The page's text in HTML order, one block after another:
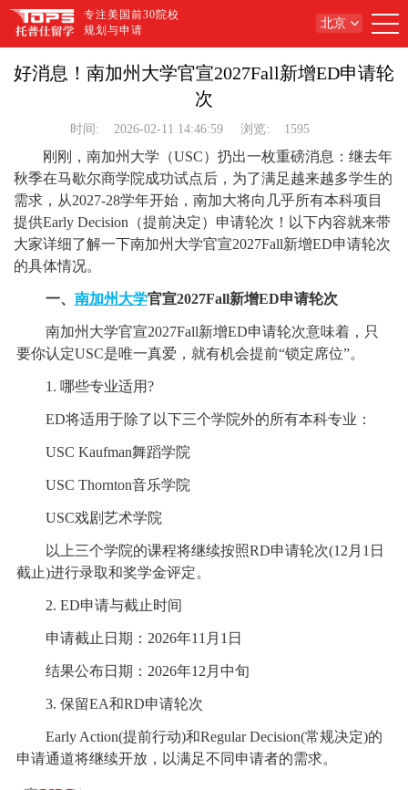
专注美国前30院校
规划与申请
北京
好消息！南加州大学官宣2027Fall新增ED申请轮
次
时间: 2026-02-11 14:46:59 浏览: 1595
刚刚，南加州大学（USC）扔出一枚重磅消息：继去年
秋季在马歇尔商学院成功试点后，为了满足越来越多学生的
需求，从2027-28学年开始，南加大将向几乎所有本科项目
提供Early Decision（提前决定）申请轮次！以下内容就来带
大家详细了解一下南加州大学官宣2027Fall新增ED申请轮次
的具体情况。
一、 南加州大学官宣2027Fall新增ED申请轮次
南加州大学官宣2027Fall新增ED申请轮次意味着，只
要你认定USC是唯一真爱，就有机会提前“锁定席位”。
1. 哪些专业适用?
ED将适用于除了以下三个学院外的所有本科专业：
USC Kaufman舞蹈学院
USC Thornton音乐学院
USC戏剧艺术学院
以上三个学院的课程将继续按照RD申请轮次(12月1日
截止)进行录取和奖学金评定。
2. ED申请与截止时间
申请截止日期：2026年11月1日
结果公布日期：2026年12月中旬
3. 保留EA和RD申请轮次
Early Action(提前行动)和Regular Decision(常规决定)的
申请通道将继续开放，以满足不同申请者的需求。